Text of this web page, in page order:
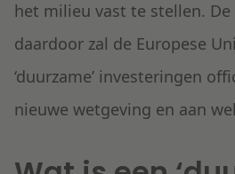
het milieu vast te stellen.
daardoor zal de Europese
‘duurzame’ investeringen
nieuwe wetgeving en aan